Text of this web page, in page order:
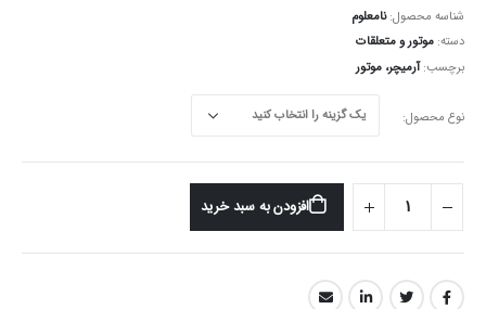
شناسه محصول:نامعلوم
دسته: موتور و متعلقات
برچسب:آرمیچر، موتور
نوع محصول
افزودن به سبد خرید